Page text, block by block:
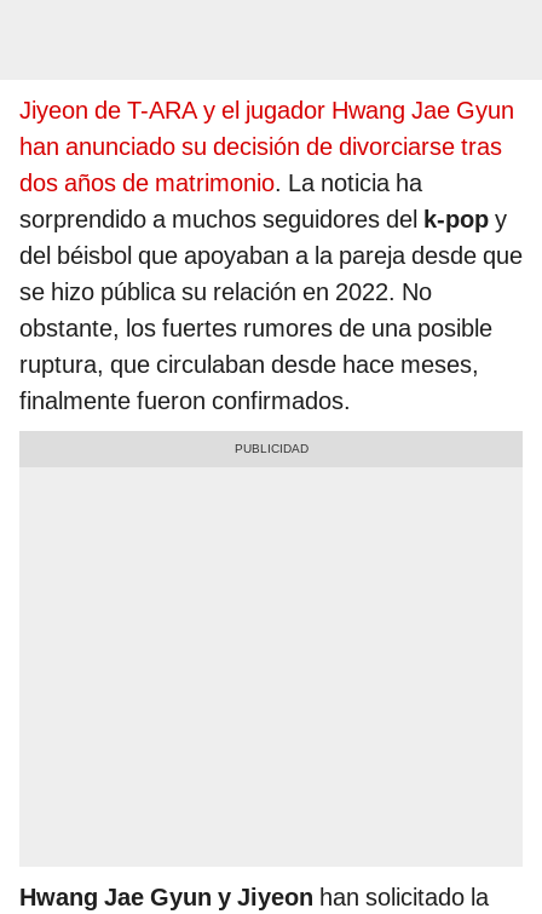
Jiyeon de T-ARA y el jugador Hwang Jae Gyun
han anunciado su decisión de divorciarse tras
dos años de matrimonio. La noticia ha
sorprendido a muchos seguidores del k-pop y
del béisbol que apoyaban a la pareja desde que
se hizo pública su relación en 2022. No
obstante, los fuertes rumores de una posible
ruptura, que circulaban desde hace meses,
finalmente fueron confirmados.
Hwang Jae Gyun y Jiyeon han solicitado la